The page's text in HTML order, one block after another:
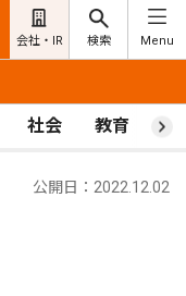
会社・IR 検索 Menu
社会 教育 ス
公開日：2022.12.02